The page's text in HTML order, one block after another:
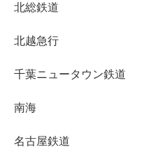
北総鉄道
北越急行
千葉ニュータウン鉄道
南海
名古屋鉄道